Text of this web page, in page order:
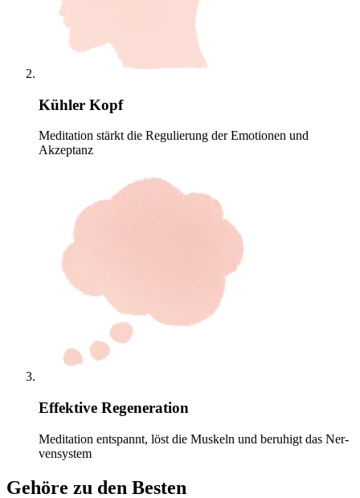
Kühler Kopf
Meditation stärkt die Regulierung der Emotionen und
Akzeptanz
Effektive Regeneration
Medi­ta­tion entspannt, löst die Mus­keln und beruhigt das Ner­
ven­sys­tem
Gehöre zu den Besten